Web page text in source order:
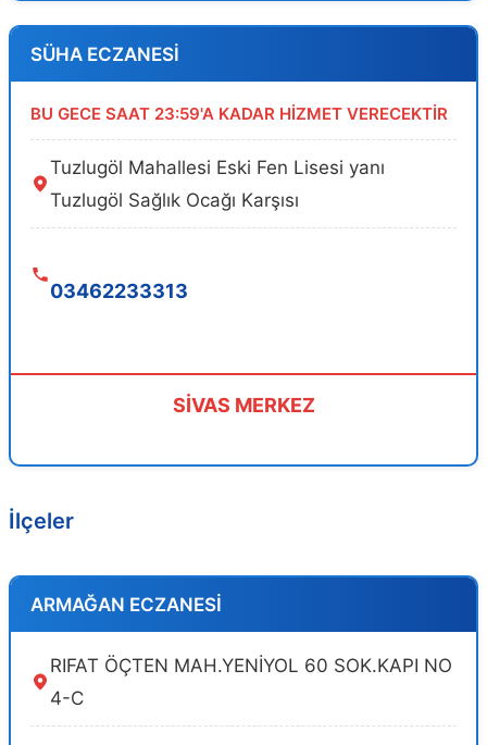
SÜHA ECZANESİ
BU GECE SAAT 23:59'A KADAR HİZMET VERECEKTİR
Tuzlugöl Mahallesi Eski Fen Lisesi yanı
Tuzlugöl Sağlık Ocağı Karşısı
03462233313
SİVAS MERKEZ
İlçeler
ARMAĞAN ECZANESİ
RIFAT ÖÇTEN MAH.YENİYOL 60 SOK.KAPI NO
4-C